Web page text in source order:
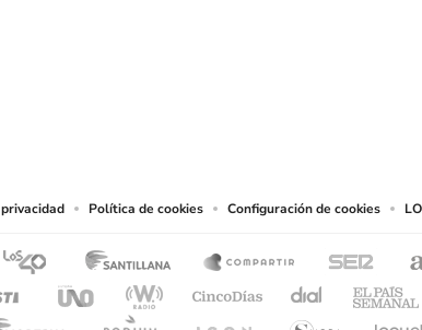
Política de cookies Configuración de cookies